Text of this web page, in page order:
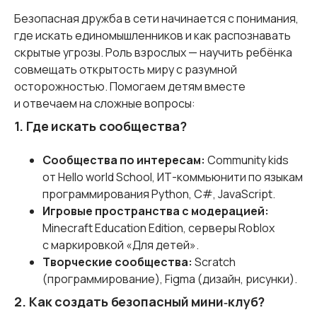
Безопасная дружба в сети начинается с понимания,
где искать единомышленников и как распознавать
скрытые угрозы. Роль взрослых — научить ребёнка
совмещать открытость миру с разумной
осторожностью. Помогаем детям вместе
и отвечаем на сложные вопросы:
1. Где искать сообщества?
Сообщества по интересам: Community kids
от Hello world School, ИТ-коммьюнити по языкам
программирования Python, C#, JavaScript.
Игровые пространства с модерацией:
Minecraft Education Edition, серверы Roblox
с маркировкой «Для детей».
Творческие сообщества: Scratch
(программирование), Figma (дизайн, рисунки).
2. Как создать безопасный мини‑клуб?